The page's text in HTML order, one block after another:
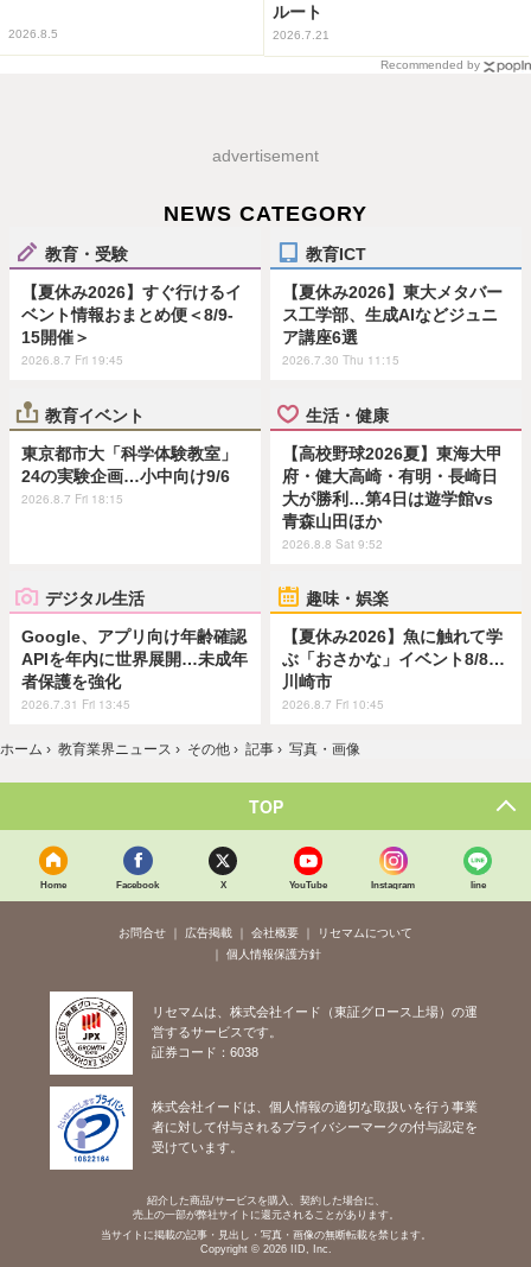
2026.8.5
ルート
2026.7.21
Recommended by
advertisement
NEWS CATEGORY
教育・受験
【夏休み2026】すぐ行けるイ
ベント情報おまとめ便＜8/9-
15開催＞
2026.8.7 Fri 19:45
教育ICT
【夏休み2026】東大メタバー
ス工学部、生成AIなどジュニ
ア講座6選
2026.7.30 Thu 11:15
教育イベント
東京都市大「科学体験教室」
24の実験企画…小中向け9/6
2026.8.7 Fri 18:15
生活・健康
【高校野球2026夏】東海大甲
府・健大高崎・有明・長崎日
大が勝利…第4日は遊学館vs
青森山田ほか
2026.8.8 Sat 9:52
デジタル生活
Google、アプリ向け年齢確認
APIを年内に世界展開…未成年
者保護を強化
2026.7.31 Fri 13:45
趣味・娯楽
【夏休み2026】魚に触れて学
ぶ「おさかな」イベント8/8…
川崎市
2026.8.7 Fri 10:45
ホーム › 教育業界ニュース › その他 › 記事 › 写真・画像
TOP
Home Facebook X YouTube Instagram line
お問合せ 広告掲載 会社概要
リセマムについて
個人情報保護方針
リセマムは、株式会社イード（東証グロース上場）の運
営するサービスです。
証券コード：6038
株式会社イードは、個人情報の適切な取扱いを行う事業
者に対して付与されるプライバシーマークの付与認定を
受けています。
紹介した商品/サービスを購入、契約した場合に、
売上の一部が弊社サイトに還元されることがあります。
当サイトに掲載の記事・見出し・写真・画像の無断転載を禁じます。
Copyright © 2026 IID, Inc.